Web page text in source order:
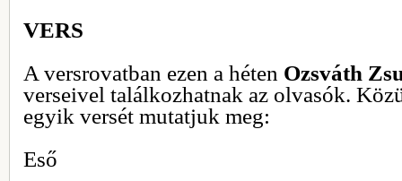
VERS
A versrovatban ezen a héten Ozsváth
verseivel találkozhatnak az olvasók.
egyik versét mutatjuk meg:
Eső